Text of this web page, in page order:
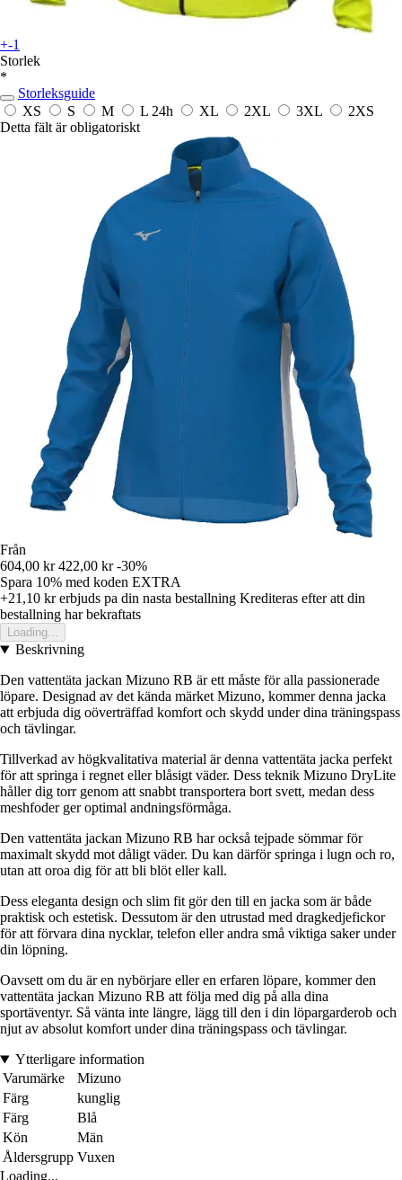
+-1
Storlek
*
Storleksguide
XS
S M L 24h XL 2XL 3XL
2XS
Detta fält är obligatoriskt
Från
604,00 kr 422,00 kr -30%
Spara 10% med koden EXTRA
+21,10 krerbjuds pa din nasta bestallning Krediteras efter att din
bestallning har bekraftats
Loading...
Beskrivning
Den vattentäta jackan Mizuno RB är ett måste för alla passionerade
löpare. Designad av det kända märket Mizuno, kommer denna jacka
att erbjuda dig oöverträffad komfort och skydd under dina träningspass
och tävlingar.
Tillverkad av högkvalitativa material är denna vattentäta jacka perfekt
för att springa i regnet eller blåsigt väder. Dess teknik Mizuno DryLite
håller dig torr genom att snabbt transportera bort svett, medan dess
meshfoder ger optimal andningsförmåga.
Den vattentäta jackan Mizuno RB har också tejpade sömmar för
maximalt skydd mot dåligt väder. Du kan därför springa i lugn och ro,
utan att oroa dig för att bli blöt eller kall.
Dess eleganta design och slim fit gör den till en jacka som är både
praktisk och estetisk. Dessutom är den utrustad med dragkedjefickor
för att förvara dina nycklar, telefon eller andra små viktiga saker under
din löpning.
Oavsett om du är en nybörjare eller en erfaren löpare, kommer den
vattentäta jackan Mizuno RB att följa med dig på alla dina
sportäventyr. Så vänta inte längre, lägg till den i din löpargarderob och
njut av absolut komfort under dina träningspass och tävlingar.
Ytterligare information
Varumärke
Mizuno
Färg
kunglig
Färg
Blå
Kön
Män
Åldersgrupp Vuxen
Loading...